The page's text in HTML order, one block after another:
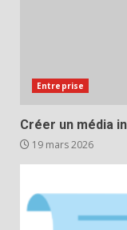
Entreprise
Créer un média
19 mars 2026